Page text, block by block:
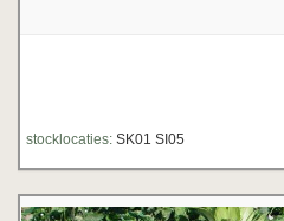
stocklocaties: SK01 SI05